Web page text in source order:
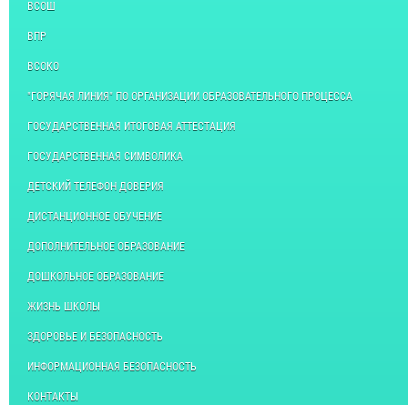
ВСОШ
ВПР
ВСОКО
"ГОРЯЧАЯ ЛИНИЯ" ПО ОРГАНИЗАЦИИ ОБРАЗОВАТЕЛЬНОГО ПРОЦЕССА
ГОСУДАРСТВЕННАЯ ИТОГОВАЯ АТТЕСТАЦИЯ
ГОСУДАРСТВЕННАЯ СИМВОЛИКА
ДЕТСКИЙ ТЕЛЕФОН ДОВЕРИЯ
ДИСТАНЦИОННОЕ ОБУЧЕНИЕ
ДОПОЛНИТЕЛЬНОЕ ОБРАЗОВАНИЕ
ДОШКОЛЬНОЕ ОБРАЗОВАНИЕ
ЖИЗНЬ ШКОЛЫ
ЗДОРОВЬЕ И БЕЗОПАСНОСТЬ
ИНФОРМАЦИОННАЯ БЕЗОПАСНОСТЬ
КОНТАКТЫ